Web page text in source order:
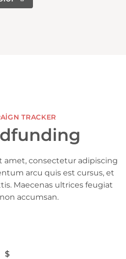
TRACKER
amet, consectetur adipiscing
arcu quis est cursus, et
Maecenas ultrices feugiat
accumsan.
$